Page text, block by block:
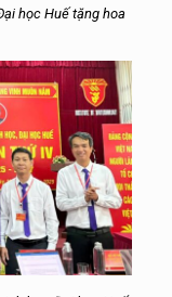
học Huế tặng hoa